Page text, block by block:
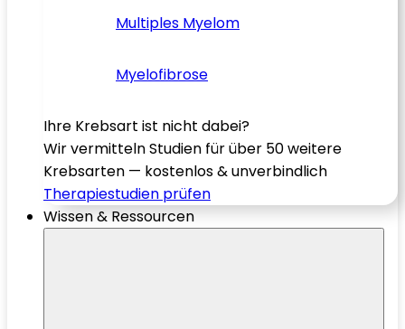
Multiples Myelom
Myelofibrose
Ihre Krebsart ist nicht dabei?
Wir vermitteln Studien für über 50 weitere
Krebsarten — kostenlos & unverbindlich
Therapiestudien prüfen
Wissen & Ressourcen